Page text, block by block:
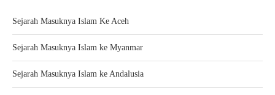
Sejarah Masuknya Islam Ke Aceh
Sejarah Masuknya Islam ke Myanmar
Sejarah Masuknya Islam ke Andalusia